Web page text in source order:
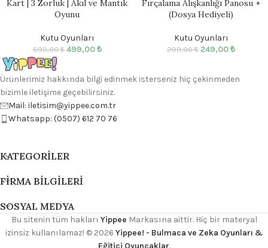
Kart | 3 Zorluk | Akıl ve Mantık
Oyunu
Kutu Oyunları
599,00₺ 499,00₺
Fırçalama Alışkanlığı Panosu +
(Dosya Hediyeli)
Kutu Oyunları
299,00₺ 249,00₺
Ürünlerimiz hakkında bilgi edinmek isterseniz hiç çekinmeden
bizimle iletişime geçebilirsiniz.
Mail: iletisim@yippee.com.tr
Whatsapp: (0507) 612 70 76
KATEGORILER
FIRMA BILGILERI
SOSYAL MEDYA
Bu sitenin tüm hakları Yippee Markasına aittir. Hiç bir materyal
izinsiz kullanılamaz! © 2026 Yippee! - Bulmaca ve Zeka Oyunları &